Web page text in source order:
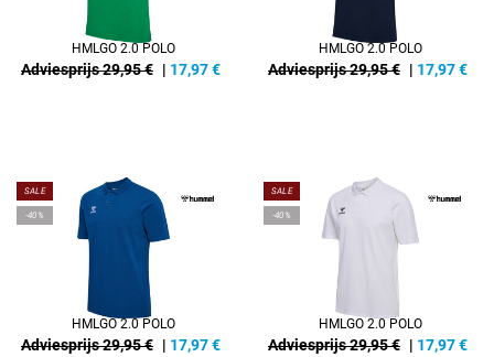
HMLGO 2.0 POLO
Adviesprijs 29,95 € | 17,97€
HMLGO 2.0 POLO
Adviesprijs 29,95 € | 17,97€
SALE
-40%
HMLGO 2.0 POLO
Adviesprijs 29,95 € | 17,97€
SALE
-40%
HMLGO 2.0 POLO
Adviesprijs 29,95 € | 17,97€